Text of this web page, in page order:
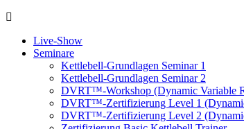
Live-Show
Seminare
Kettlebell-Grundlagen Seminar 1
Kettlebell-Grundlagen Seminar 2
DVRT™-Workshop (Dynamic Variable
DVRT™-Zertifizierung Level 1
DVRT™-Zertifizierung Level 2